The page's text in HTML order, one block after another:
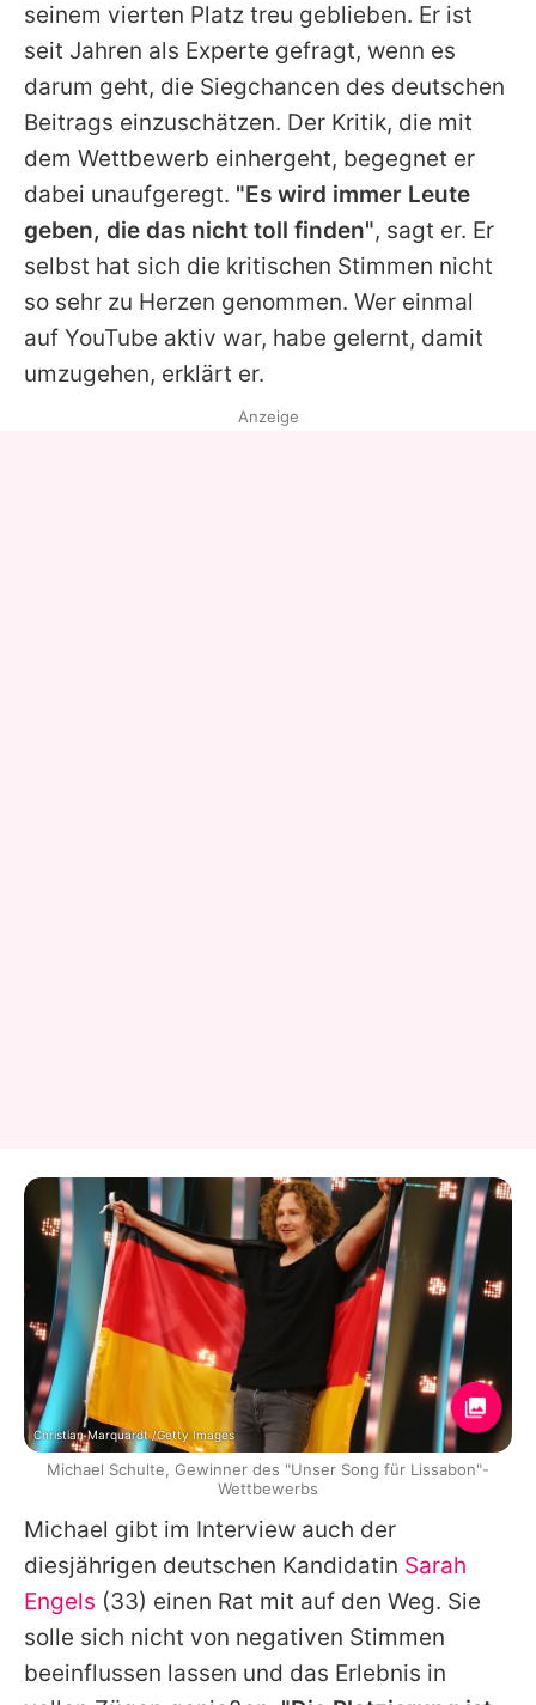
seinem vierten Platz treu geblieben. Er ist
seit Jahren als Experte gefragt, wenn es
darum geht, die Siegchancen des deutschen
Beitrags einzuschätzen. Der Kritik, die mit
dem Wettbewerb einhergeht, begegnet er
dabei unaufgeregt. "Es wird immer Leute
geben, die das nicht toll finden", sagt er. Er
selbst hat sich die kritischen Stimmen nicht
so sehr zu Herzen genommen. Wer einmal
auf YouTube aktiv war, habe gelernt, damit
umzugehen, erklärt er.
Michael gibt im Interview auch der
diesjährigen deutschen Kandidatin Sarah
Engels (33) einen Rat mit auf den Weg. Sie
solle sich nicht von negativen Stimmen
beeinflussen lassen und das Erlebnis in
Anzeige
Christian Marquardt /Getty Images
Michael Schulte, Gewinner des "Unser Song für Lissabon"-
Wettbewerbs